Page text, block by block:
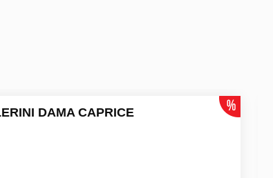
DAMA CAPRICE